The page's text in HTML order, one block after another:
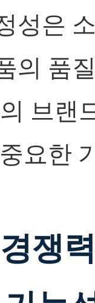
성은
의 품
브랜
요한
쟁